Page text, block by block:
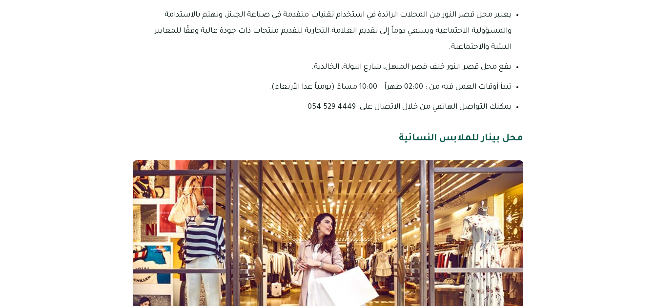
يعتبر محل قصر النور من المحلات الرائدة في استخدام تقنيات متقدمة في صناعة الجينز، وتهتم بالاستدامة
والمسؤولية الاجتماعية ويسعي دوماً إلى تقديم العلامة التجارية لتقديم منتجات ذات جودة عالية وفقًا للمعايير
البيئية والاجتماعية.
يقع محل قصر النور خلف قصر المنهل، شارع اليولة، الخالدية.
تبدأ أوقات العمل فيه من : 02:00 ظهراً – 10:00 مساءً (يومياً عدا الأربعاء).
يمكنك التواصل الهاتفي من خلال الاتصال على: 4449 529 054
محل بينار للملابس النسائية